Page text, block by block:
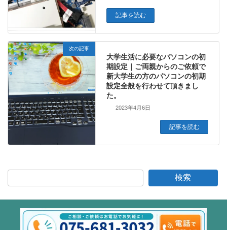
記事を読む
次の記事
大学生活に必要なパソコンの初
期設定｜ご両親からのご依頼で
新大学生の方のパソコンの初期
設定全般を行わせて頂きまし
た。
2023年4月6日
記事を読む
検索
プライバシーポリシー